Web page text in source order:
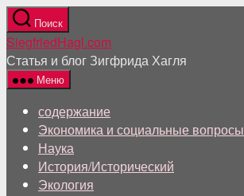
Перейти
к
содержанию
Поиск
SiegfriedHagl.com
Статья и блог Зигфрида Хагля
Меню
содержание
Экономика и социальные вопросы
Наука
История/Исторический
Экология